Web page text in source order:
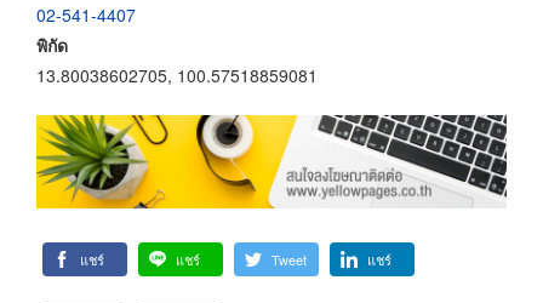
02-541-4407
พิกัด
13.80038602705, 100.57518859081
แชร์ แชร์ Tweet แชร์